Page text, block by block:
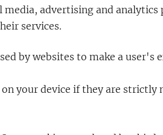
advertising and
services.
by websites to make a user's
your device if they are